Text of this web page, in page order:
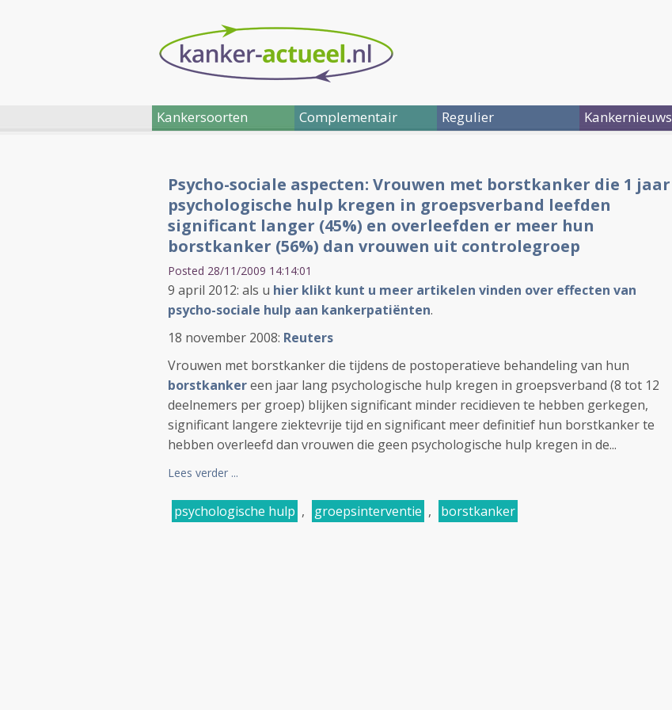
Kankersoorten Complementair Regulier Kankernieuws
Psycho-sociale aspecten: Vrouwen met borstkanker die 1 jaar
psychologische hulp kregen in groepsverband leefden
significant langer (45%) en overleefden er meer hun
borstkanker (56%) dan vrouwen uit controlegroep
Posted 28/11/2009 14:14:01
9 april 2012: als u hier klikt kunt u meer artikelen vinden over effecten van
psycho-sociale hulp aan kankerpatiënten.
18 november 2008: Reuters
Vrouwen met borstkanker die tijdens de postoperatieve behandeling van hun
borstkankereen jaar lang psychologische hulp kregen in groepsverband (8 tot 12
deelnemers per groep) blijken significant minder recidieven te hebben gerkegen,
significant langere ziektevrije tijd en significant meer definitief hun borstkanker te
hebben overleefd dan vrouwen die geen psychologische hulp kregen in de...
Lees verder ...
psychologische hulp , groepsinterventie , borstkanker